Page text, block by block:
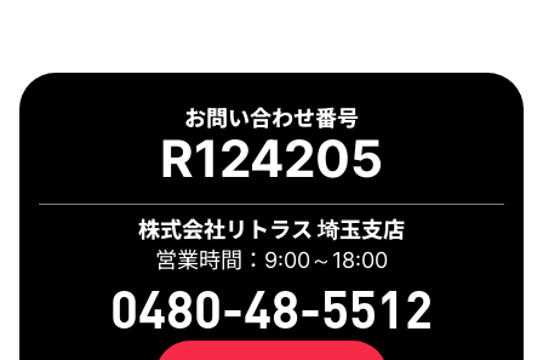
お問い合わせ番号
R124205
株式会社リトラス 埼玉支店
営業時間：9:00～18:00
0480-48-5512